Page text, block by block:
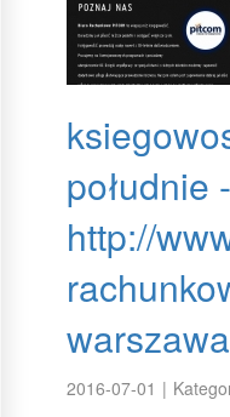
południe -
http://
2016-07-01 |